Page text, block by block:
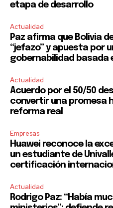
etapa de desarrollo
Actualidad
Paz afirma que Bolivia
“jefazo” y apuesta por
gobernabilidad basada
Actualidad
Acuerdo por el 50/50
convertir una promesa
reforma real
Empresas
Huawei reconoce la
un estudiante de
certificación
Actualidad
Rodrigo Paz: “Había